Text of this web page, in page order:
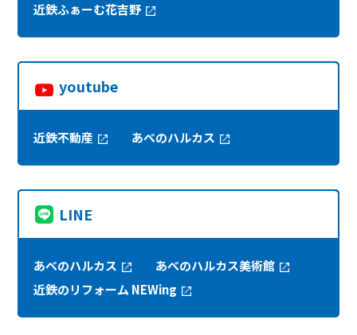
近鉄ふぁーむ花吉野
youtube
近鉄不動産 あべのハルカス
LINE
あべのハルカス
あべのハルカス美術館
近鉄のリフォーム NEWing